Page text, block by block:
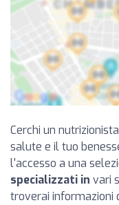
Cerchi un
salute e il tuo
l'accesso a una
specializzati in vari
troverai informazioni